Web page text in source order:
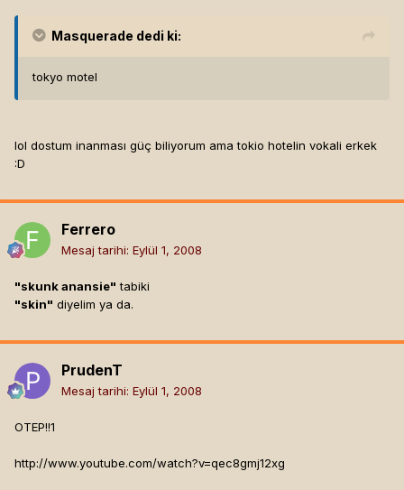
Masquerade dedi ki:
tokyo motel
lol dostum inanması güç biliyorum ama tokio hotelin vokali erkek
:D
Ferrero
Mesaj tarihi: Eylül 1, 2008
"skunk anansie" tabiki
"skin" diyelim ya da.
PrudenT
Mesaj tarihi: Eylül 1, 2008
OTEP!!1
http://www.youtube.com/watch?v=qec8gmj12xg